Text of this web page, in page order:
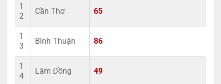
1
2
Cần Thơ 65
1
3
Bình Thuận 86
1
4
Lâm Đồng 49